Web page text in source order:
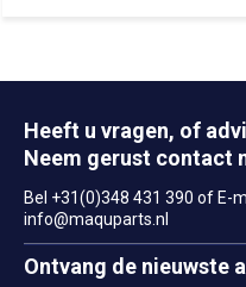
Heeft u vragen, of
Neem gerust contact
Bel +31(0)348 431 390 of E-
info@maquparts.nl
Ontvang de nieuwste